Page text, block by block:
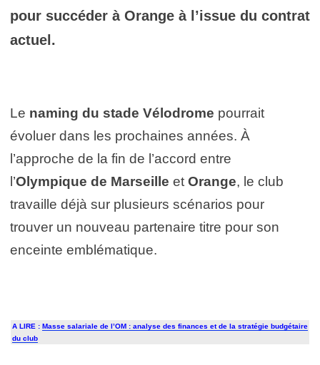
pour succéder à Orange à l’issue du contrat
actuel.
Le naming du stade Vélodrome pourrait
évoluer dans les prochaines années. À
l’approche de la fin de l’accord entre
l’Olympique de Marseille et Orange, le club
travaille déjà sur plusieurs scénarios pour
trouver un nouveau partenaire titre pour son
enceinte emblématique.
A LIRE : Masse salariale de l’OM : analyse des finances et de la stratégie budgétaire
du club